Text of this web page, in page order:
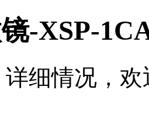
-XSP-
细情况，欢